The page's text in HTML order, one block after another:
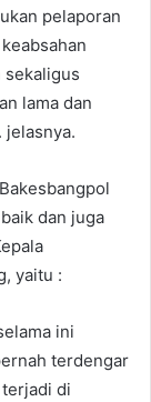
pelaporan
sekaligus
lama dan
jelasnya.
dan juga
yaitu :
ini
terdengar
di